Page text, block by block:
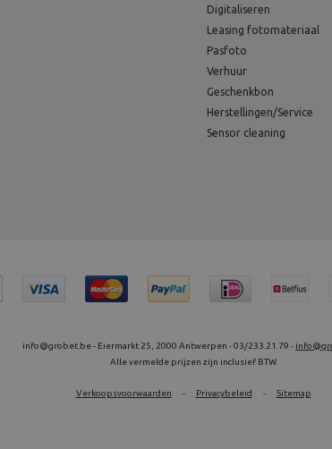
Digitaliseren
Leasing fotomateriaal
Pasfoto
Verhuur
Geschenkbon
Herstellingen/Service
Sensor cleaning
info@grobet.be - Eiermarkt 25, 2000 Antwerpen - 03/233.21.79 -
Alle vermelde prijzen zijn inclusief BTW
Verkoopsvoorwaarden - Privacybeleid - Sitemap